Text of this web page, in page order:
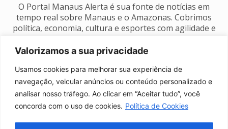
Valorizamos a sua privacidade
Usamos cookies para melhorar sua experiência de
navegação, veicular anúncios ou conteúdo personalizado e
analisar nosso tráfego. Ao clicar em “Aceitar tudo”, você
concorda com o uso de cookies. Política de Cookies
O Portal Manaus Alerta é sua fonte de notícias em
tempo real sobre Manaus e o Amazonas. Cobrimos
política, economia, cultura e esportes com agilidade e
SIGA-NOS